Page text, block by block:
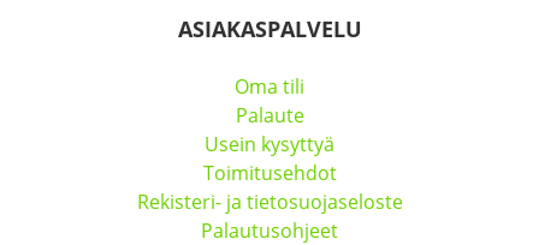
ASIAKASPALVELU
Oma tili
Palaute
Usein kysyttyä
Toimitusehdot
Rekisteri- ja tietosuojaseloste
Palautusohjeet